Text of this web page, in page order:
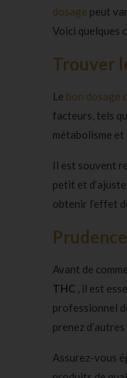
dosage peut
Voici quelques
Trouver
Le bon dosage
facteurs, tels
métabolisme
Il est souvent
petit et
obtenir l’effet
Avant de
THC , il est
professionnel
prenez
Assurez-vous